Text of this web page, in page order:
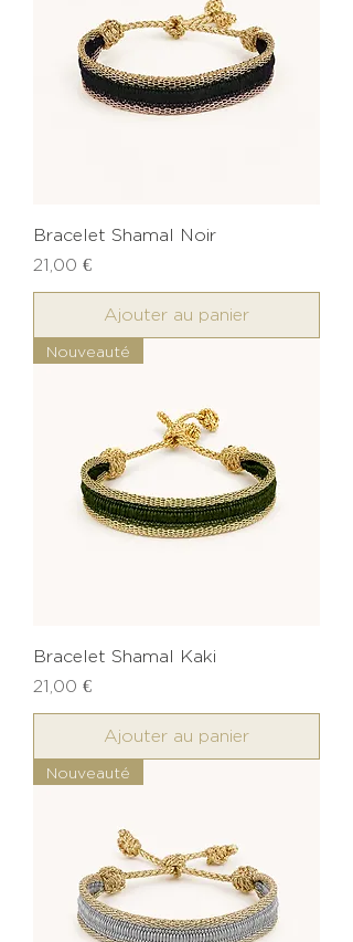
Bracelet Shamal Noir
Prix
21,00 €
Ajouter au panier
Nouveauté
Bracelet Shamal Kaki
Prix
21,00 €
Ajouter au panier
Nouveauté